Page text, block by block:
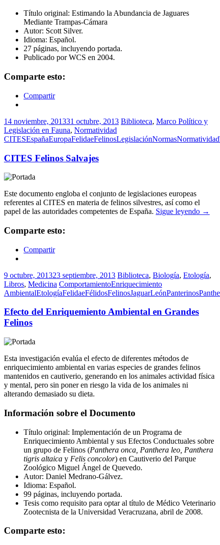
Título original: Estimando la Abundancia de Jaguares
Mediante Trampas-Cámara
Autor: Scott Silver.
Idioma: Español.
27 páginas, incluyendo portada.
Publicado por WCS en 2004.
Comparte esto:
Compartir
14 noviembre, 201331 octubre, 2013 Biblioteca, Marco Político y
Legislación en Fauna, Normatividad
CITESEspañaEuropaFelidaeFelinosLegislaciónNormasNormatividad
CITES Felinos Salvajes
Este documento engloba el conjunto de legislaciones europeas
referentes al CITES en materia de felinos silvestres, así como el
papel de las autoridades competentes de España. Sigue leyendo →
Comparte esto:
Compartir
9 octubre, 201323 septiembre, 2013 Biblioteca, Biología, Etología,
Libros, Medicina ComportamientoEnriquecimiento
AmbientalEtologíaFelidaeFélidosFelinosJaguarLeónPanterinos
Efecto del Enriquemiento Ambiental en Grandes
Felinos
Esta investigación evalúa el efecto de diferentes métodos de
enriquecimiento ambiental en varias especies de grandes felinos
mantenidos en cautiverio, generando en los animales actividad física
y mental, pero sin poner en riesgo la vida de los animales ni
alterando demasiado su dieta.
Información sobre el Documento
Título original: Implementación de un Programa de
Enriquecimiento Ambiental y sus Efectos Conductuales sobre
un grupo de Felinos (Panthera onca, Panthera leo, Panthera
tigris altaica y Felis concolor) en Cautiverio del Parque
Zoológico Miguel Ángel de Quevedo.
Autor: Daniel Medrano-Gálvez.
Idioma: Español.
99 páginas, incluyendo portada.
Tesis como requisito para optar al título de Médico Veterinario
Zootecnista de la Universidad Veracruzana, abril de 2008.
Comparte esto: